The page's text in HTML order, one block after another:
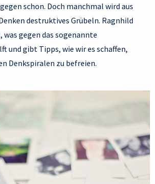
schon. Doch manchmal wird aus
destruktives Grübeln. Ragnhild
gegen das sogenannte
und gibt Tipps, wie wir es schaffen,
Denkspiralen zu befreien.